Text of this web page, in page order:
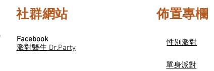
社群網站
Facebook
派對醫生 Dr.Party
佈置專欄
性別派對
單身派對